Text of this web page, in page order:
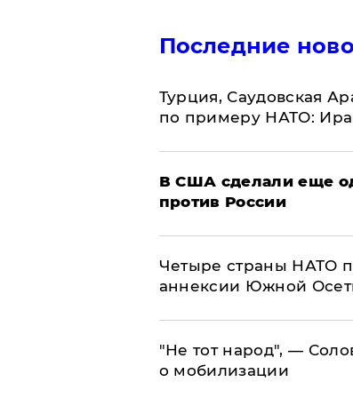
Последние
Турция, Саудовская
по примеру НАТО:
В США сделали еще
против России
Четыре страны НАТО
аннексии Южной
​"Не тот народ", —
о мобилизации